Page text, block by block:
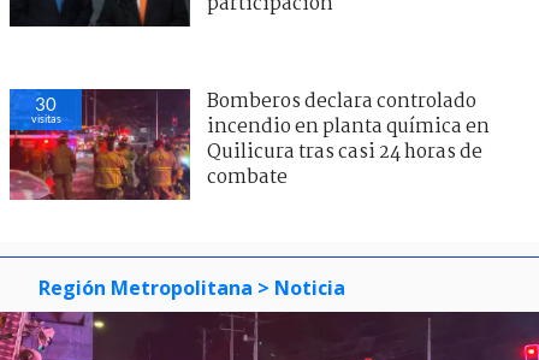
30
visitas
Bomberos declara controlado
incendio en planta química en
Quilicura tras casi 24 horas de
combate
Región Metropolitana > Noticia